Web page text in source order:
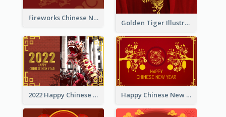
Fireworks Chinese New Year Greeting Card
Golden Tiger Illustration Chinese New Year Greeting Card
2022 Happy Chinese New Year Greeting Card With Photo Happy Chinese New Year Greeting Card With Chinese Tree Illustration